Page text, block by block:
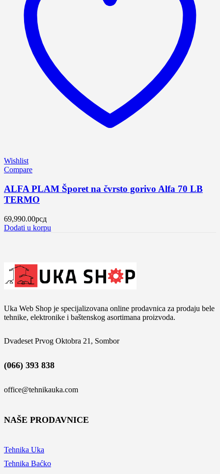
Wishlist
Compare
ALFA PLAM Šporet na čvrsto gorivo Alfa 70 LB
TERMO
69,990.00рсд
Dodati u korpu
Uka Web Shop je specijalizovana online prodavnica za prodaju bele
tehnike, elektronike i baštenskog asortimana proizvoda.
Dvadeset Prvog Oktobra 21, Sombor
(066) 393 838
office@tehnikauka.com
NAŠE PRODAVNICE
Tehnika Uka
Tehnika Baćko